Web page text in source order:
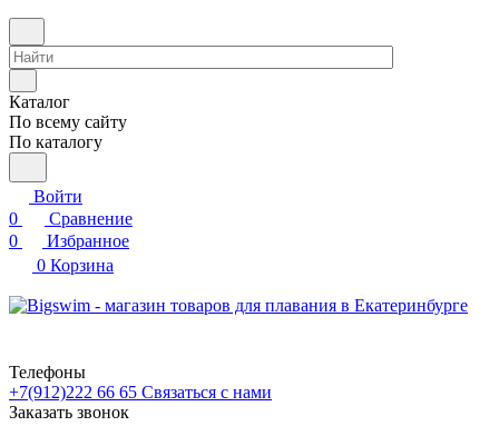
Каталог
По всему сайту
По каталогу
Войти
0
Сравнение
0
Избранное
0 Корзина
Телефоны
+7(912)222 66 65 Связаться с нами
Заказать звонок